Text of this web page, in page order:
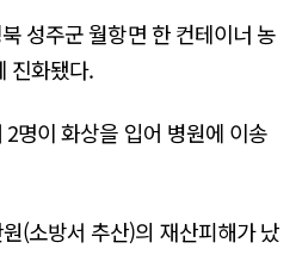
성주군 월항면 한 컨테이너 농
진화됐다.
명이 화상을 입어 병원에 이송
(소방서 추산)의 재산피해가 났